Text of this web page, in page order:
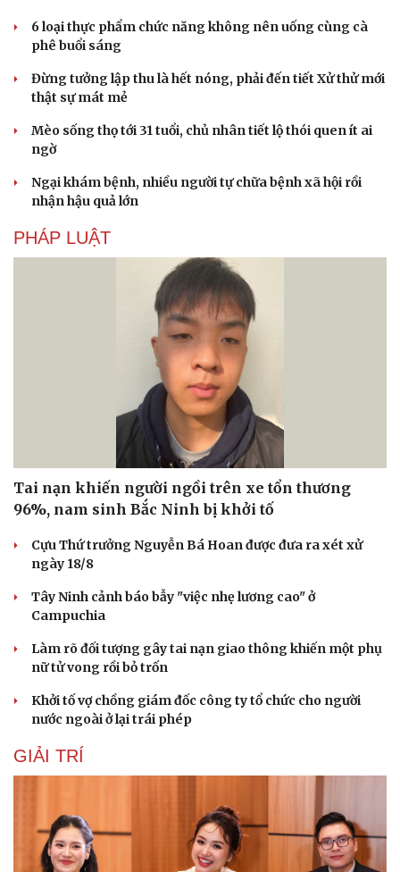
6 loại thực phẩm chức năng không nên uống cùng cà
phê buổi sáng
Đừng tưởng lập thu là hết nóng, phải đến tiết Xử thử mới
thật sự mát mẻ
Mèo sống thọ tới 31 tuổi, chủ nhân tiết lộ thói quen ít ai
ngờ
Ngại khám bệnh, nhiều người tự chữa bệnh xã hội rồi
nhận hậu quả lớn
PHÁP LUẬT
Tai nạn khiến người ngồi trên xe tổn thương
96%, nam sinh Bắc Ninh bị khởi tố
Cựu Thứ trưởng Nguyễn Bá Hoan được đưa ra xét xử
ngày 18/8
Tây Ninh cảnh báo bẫy "việc nhẹ lương cao" ở
Campuchia
Làm rõ đối tượng gây tai nạn giao thông khiến một phụ
nữ tử vong rồi bỏ trốn
Khởi tố vợ chồng giám đốc công ty tổ chức cho người
nước ngoài ở lại trái phép
GIẢI TRÍ